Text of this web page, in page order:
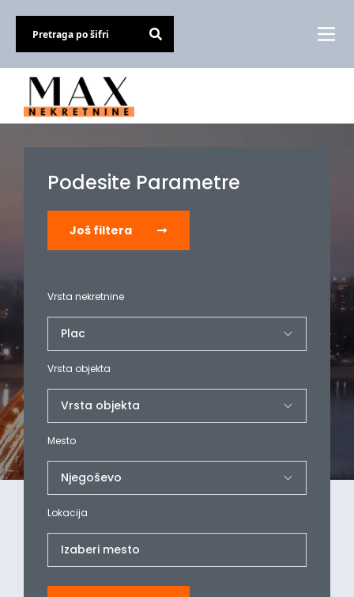
Podesite Parametre
Još filtera
Vrsta nekretnine
Vrsta objekta
Mesto
Lokacija
Izaberi mesto